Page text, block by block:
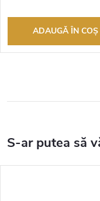
ADAUGĂ ÎN COŞ